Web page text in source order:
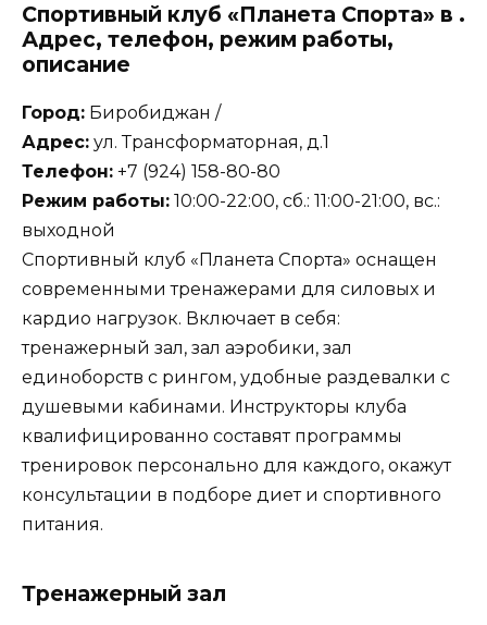
Спортивный клуб «Планета Спорта» в .
Адрес, телефон, режим работы,
описание
Город: Биробиджан /
Адрес: ул. Трансформаторная, д.1
Телефон: +7 (924) 158-80-80
Режим работы: 10:00-22:00, сб.: 11:00-21:00, вс.:
выходной
Спортивный клуб «Планета Спорта» оснащен
современными тренажерами для силовых и
кардио нагрузок. Включает в себя:
тренажерный зал, зал аэробики, зал
единоборств с рингом, удобные раздевалки с
душевыми кабинами. Инструкторы клуба
квалифицированно составят программы
тренировок персонально для каждого, окажут
консультации в подборе диет и спортивного
питания.
Тренажерный зал